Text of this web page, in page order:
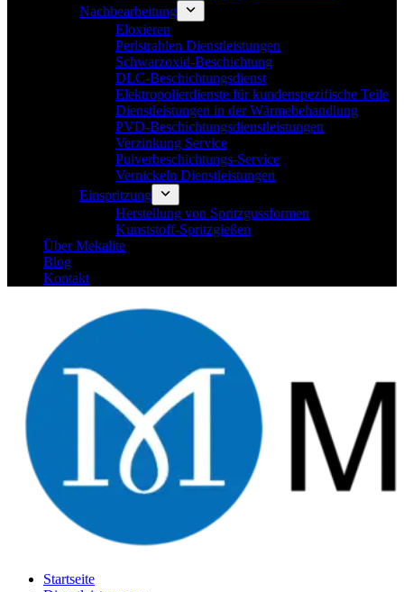
Nachbearbeitung
Eloxieren
Perlstrahlen Dienstleistungen
Schwarzoxid-Beschichtung
DLC-Beschichtungsdienst
Elektropolierdienste für kundenspezifische Teile
Dienstleistungen in der Wärmebehandlung
PVD-Beschichtungsdienstleistungen
Verzinkung Service
Pulverbeschichtungs-Service
Vernickeln Dienstleistungen
Einspritzung
Herstellung von Spritzgussformen
Kunststoff-Spritzgießen
Über Mekalite
Blog
Kontakt
Startseite